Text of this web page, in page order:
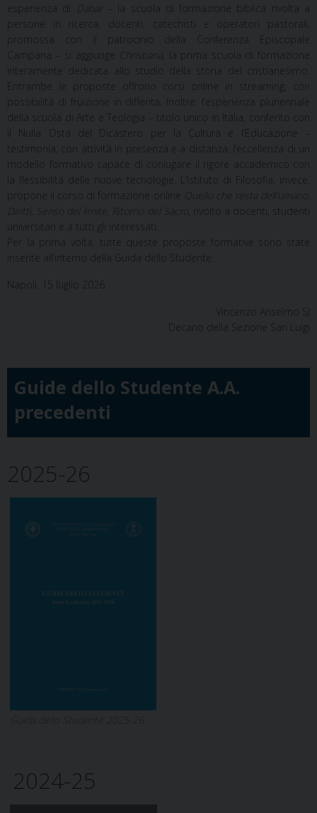
esperienza di
– la scuola di formazione biblica rivolta a
persone in ricerca, docenti, catechisti e operatori pastorali,
promossa con il patrocinio della Conferenza Episcopale
Campana – si aggiunge
, la prima scuola di formazione
interamente dedicata allo studio della storia del cristianesimo.
Entrambe le proposte offrono corsi online in streaming, con
possibilità di fruizione in differita. Inoltre, l’esperienza pluriennale
della scuola di Arte e Teologia – titolo unico in Italia, conferito con
il Nulla Osta del Dicastero per la Cultura e l’Educazione –
testimonia, con attività in presenza e a distanza, l’eccellenza di un
modello formativo capace di coniugare il rigore accademico con
la flessibilità delle nuove tecnologie. L’Istituto di Filosofia, invece,
propone il corso di formazione online
, rivolto a docenti, studenti
universitari e a tutti gli interessati.
Per la prima volta, tutte queste proposte formative sono state
inserite all’interno della Guida dello Studente.
Napoli, 15 luglio 2026
Vincenzo Anselmo SJ
Decano della Sezione San Luigi
Guide dello Studente A.A.
precedenti
2025-26
2024-25